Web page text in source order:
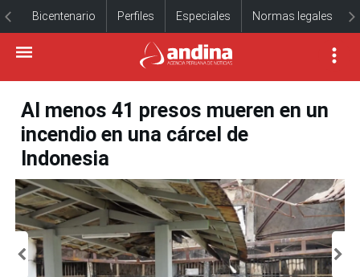
Bicentenario Perfiles Especiales Normas legales
Al menos 41 presos mueren en un
incendio en una cárcel de
Indonesia